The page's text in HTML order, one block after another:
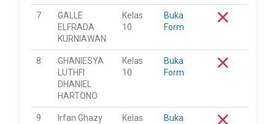
7
GALLE
ELFRADA
KURNIAWAN
Kelas
10
Buka
Form
8
GHANIESYA
LUTHFI
DHANIEL
HARTONO
Kelas
10
Buka
Form
9
Irfan Ghazy
Kelas
Buka